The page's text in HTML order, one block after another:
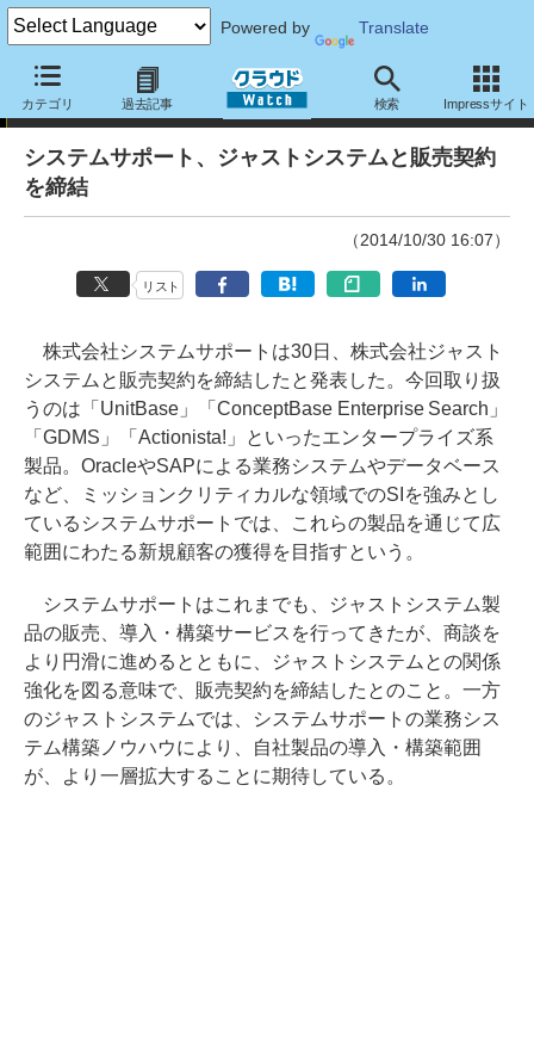
Powered by Translate
カテゴリ 過去記事 検索 Impressサイト
ニュース
システムサポート、ジャストシステムと販売契約
を締結
（2014/10/30 16:07）
リスト
株式会社システムサポートは30日、株式会社ジャスト
システムと販売契約を締結したと発表した。今回取り扱
うのは「UnitBase」「ConceptBase Enterprise Search」
「GDMS」「Actionista!」といったエンタープライズ系
製品。OracleやSAPによる業務システムやデータベース
など、ミッションクリティカルな領域でのSIを強みとし
ているシステムサポートでは、これらの製品を通じて広
範囲にわたる新規顧客の獲得を目指すという。
システムサポートはこれまでも、ジャストシステム製
品の販売、導入・構築サービスを行ってきたが、商談を
より円滑に進めるとともに、ジャストシステムとの関係
強化を図る意味で、販売契約を締結したとのこと。一方
のジャストシステムでは、システムサポートの業務シス
テム構築ノウハウにより、自社製品の導入・構築範囲
が、より一層拡大することに期待している。